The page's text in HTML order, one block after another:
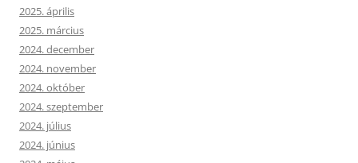
2025. április
2025. március
2024. december
2024. november
2024. október
2024. szeptember
2024. július
2024. június